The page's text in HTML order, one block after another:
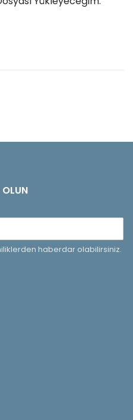
OLUN
haberdar olabilirsiniz.